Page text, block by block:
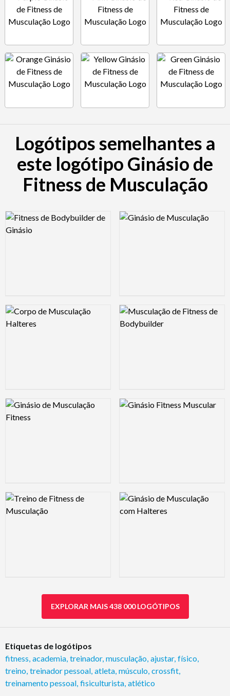
Logótipos semelhantes a
este logótipo Ginásio de
Fitness de Musculação
Logo Preview Image Logo Preview Image
Logo Preview Image Logo Preview Image
Logo Preview Image Logo Preview Image
Logo Preview Image Logo Preview Image
EXPLORAR MAIS 438 000 LOGÓTIPOS
Etiquetas de logótipos
fitness academia treinador, musculação ajustar, físico
treino treinador pessoal atleta músculo crossfit
treinamento pessoal fisiculturista atlético